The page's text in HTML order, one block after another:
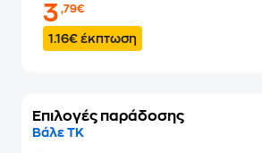
3,79€
1.16€ έκπτωση
Επιλογές παράδοσης
Βάλε ΤΚ